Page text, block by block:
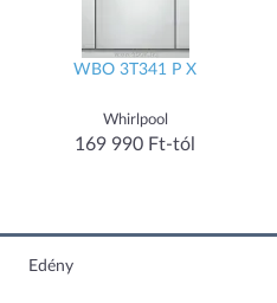
WBO 3T341 P X
Whirlpool
169 990 Ft-tól
Edény